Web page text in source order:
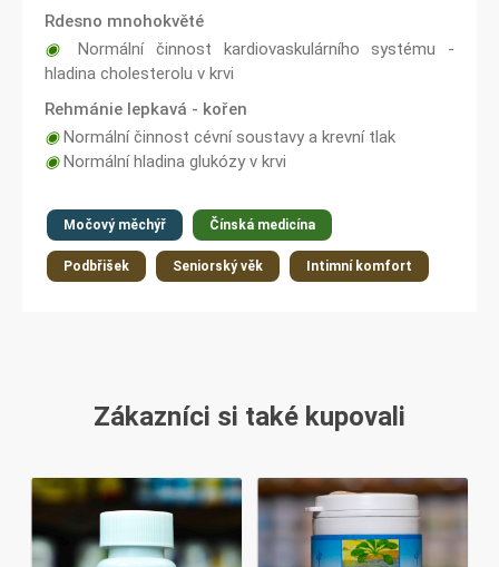
Rdesno mnohokvěté
◉
Normální činnost kardiovaskulárního systému -
hladina cholesterolu v krvi
Rehmánie lepkavá - kořen
◉Normální činnost cévní soustavy a krevní tlak
◉Normální hladina glukózy v krvi
Močový měchýř Čínská medicína
Podbřišek Seniorský věk Intimní komfort
Zákazníci si také kupovali